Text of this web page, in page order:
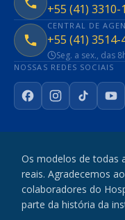
+55 (41) 3310-
CENTRAL DE
+55 (41) 3514-
Seg. a sex., das
NOSSAS REDES SOCIAIS
FacebookInstagram
TikTok
Os modelos de todas
reais. Agradecemos
colaboradores do
parte da história da